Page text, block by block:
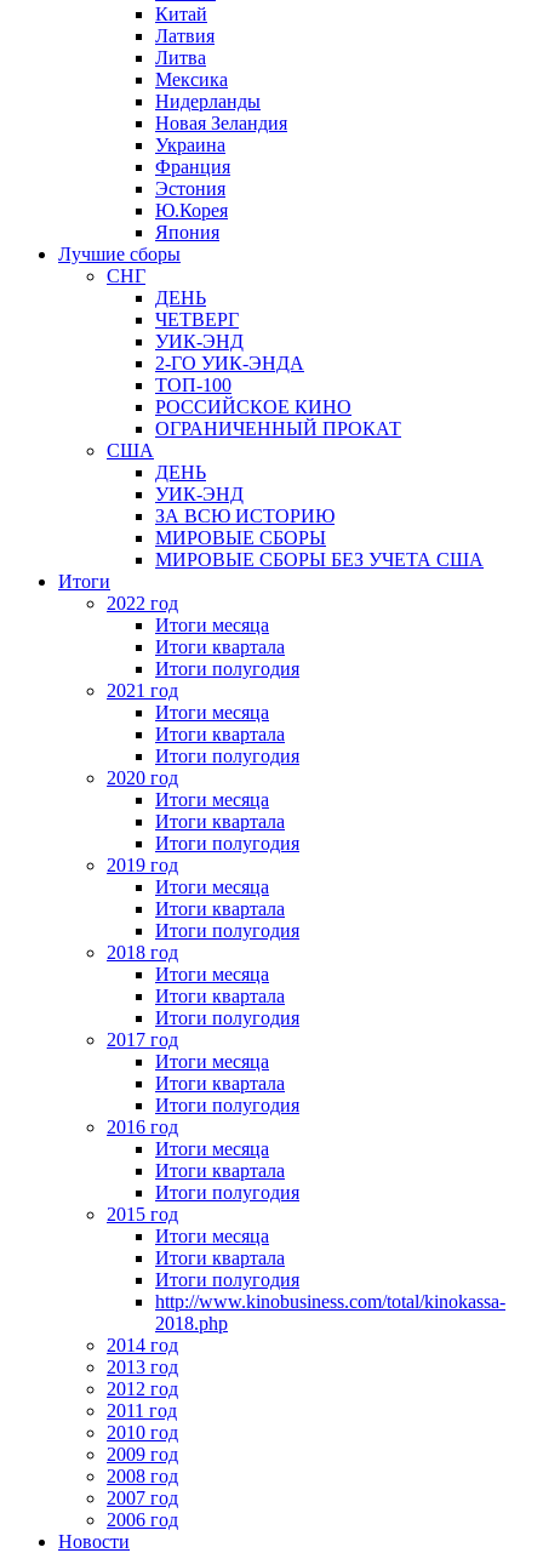
Китай
Латвия
Литва
Мексика
Нидерланды
Новая Зеландия
Украина
Франция
Эстония
Ю.Корея
Япония
Лучшие сборы
СНГ
ДЕНЬ
ЧЕТВЕРГ
УИК-ЭНД
2-ГО УИК-ЭНДА
ТОП-100
РОССИЙСКОЕ КИНО
ОГРАНИЧЕННЫЙ ПРОКАТ
США
ДЕНЬ
УИК-ЭНД
ЗА ВСЮ ИСТОРИЮ
МИРОВЫЕ СБОРЫ
МИРОВЫЕ СБОРЫ БЕЗ УЧЕТА США
Итоги
2022 год
Итоги месяца
Итоги квартала
Итоги полугодия
2021 год
Итоги месяца
Итоги квартала
Итоги полугодия
2020 год
Итоги месяца
Итоги квартала
Итоги полугодия
2019 год
Итоги месяца
Итоги квартала
Итоги полугодия
2018 год
Итоги месяца
Итоги квартала
Итоги полугодия
2017 год
Итоги месяца
Итоги квартала
Итоги полугодия
2016 год
Итоги месяца
Итоги квартала
Итоги полугодия
2015 год
Итоги месяца
Итоги квартала
Итоги полугодия
http://www.kinobusiness.com/total/kinokassa-
2018.php
2014 год
2013 год
2012 год
2011 год
2010 год
2009 год
2008 год
2007 год
2006 год
Новости